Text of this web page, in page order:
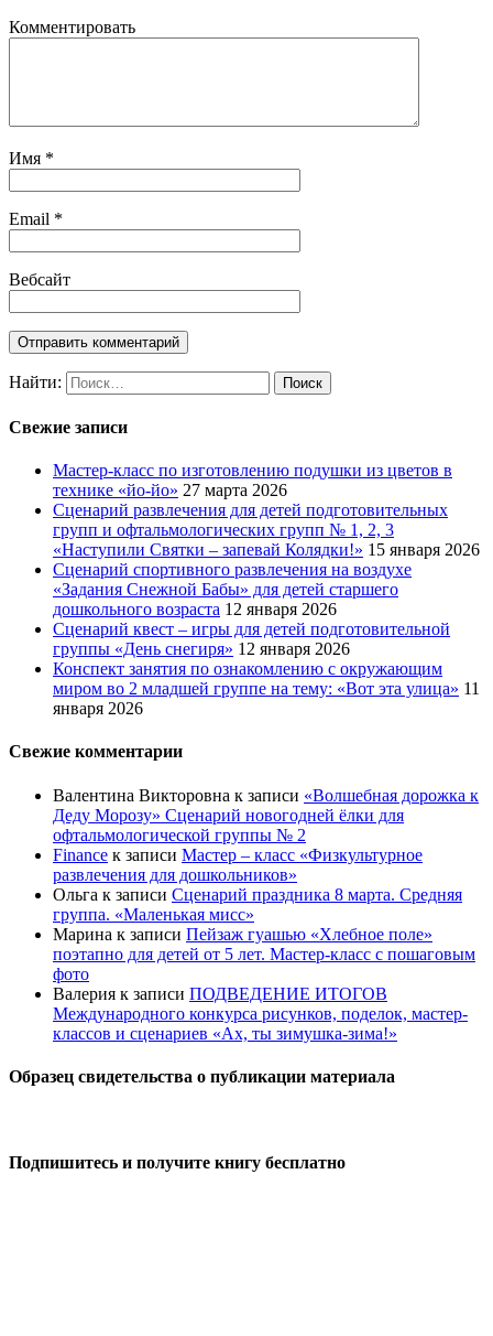
Комментировать
Имя *
Email *
Вебсайт
Найти:
Свежие записи
Мастер-класс по изготовлению подушки из цветов в
технике «йо-йо» 27 марта 2026
Сценарий развлечения для детей подготовительных
групп и офтальмологических групп № 1, 2, 3
«Наступили Святки – запевай Колядки!» 15 января 2026
Сценарий спортивного развлечения на воздухе
«Задания Снежной Бабы» для детей старшего
дошкольного возраста 12 января 2026
Сценарий квест – игры для детей подготовительной
группы «День снегиря» 12 января 2026
Конспект занятия по ознакомлению с окружающим
миром во 2 младшей группе на тему: «Вот эта улица» 11
января 2026
Свежие комментарии
Валентина Викторовна к записи «Волшебная дорожка к
Деду Морозу» Сценарий новогодней ёлки для
офтальмологической группы № 2
Finance к записи Мастер – класс «Физкультурное
развлечения для дошкольников»
Ольга к записи Сценарий праздника 8 марта. Средняя
группа. «Маленькая мисс»
Марина к записи Пейзаж гуашью «Хлебное поле»
поэтапно для детей от 5 лет. Мастер-класс с пошаговым
фото
Валерия к записи ПОДВЕДЕНИЕ ИТОГОВ
Международного конкурса рисунков, поделок, мастер-
классов и сценариев «Ах, ты зимушка-зима!»
Образец свидетельства о публикации материала
Подпишитесь и получите книгу бесплатно